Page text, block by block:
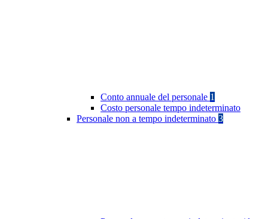
Conto annuale del personale 1
Costo personale tempo indeterminato
Personale non a tempo indeterminato 3